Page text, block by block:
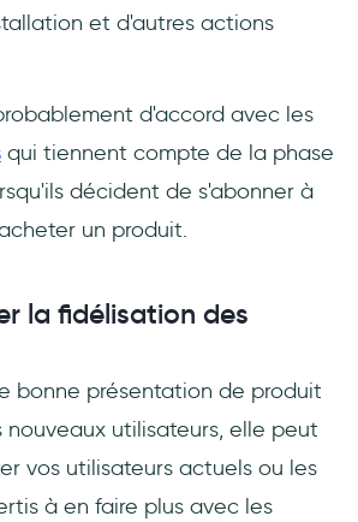
et d'autres actions
d'accord avec les
qui tiennent compte de la phase
décident de s'abonner à
un produit.
la fidélisation des
bonne présentation de produit
nouveaux utilisateurs, elle peut
vos utilisateurs actuels ou les
à en faire plus avec les